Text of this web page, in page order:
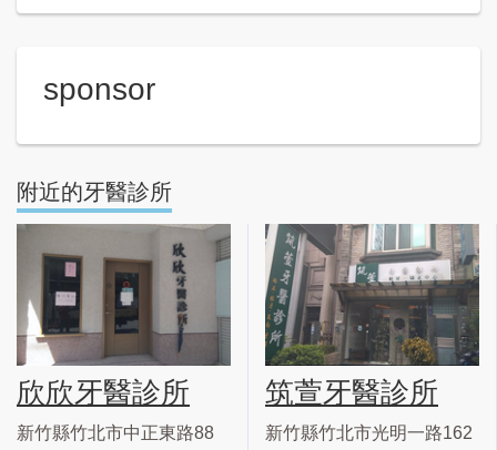
sponsor
附近的牙醫診所
欣欣牙醫診所
新竹縣竹北市中正東路88
筑萱牙醫診所
新竹縣竹北市光明一路162